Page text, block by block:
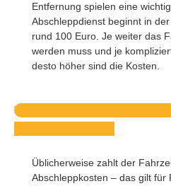
Entfernung spielen eine
Abschleppdienst beginnt in
rund 100 Euro. Je weiter das
werden muss und je
desto höher sind die Kosten.
Wer trägt die Kosten für
Üblicherweise zahlt der
Abschleppkosten – das gilt für